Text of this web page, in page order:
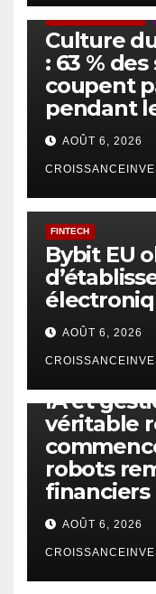
Culture
: 63 %
coupent
pendant
AOÛT 6, 2026
FINTECH
Bybit EU
AOÛT 6, 2026
IA et
véritable
robots
financiers
AOÛT 6, 2026